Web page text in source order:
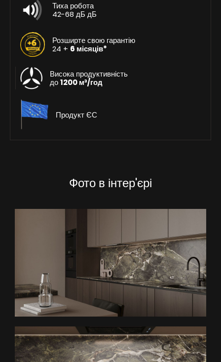
Тиха робота
42-68 дБ дБ
Розширте свою гарантію
24 + 6 місяців*
Висока продуктивність
до1200 м³/год
Продукт ЄС
Фото в інтер'єрі